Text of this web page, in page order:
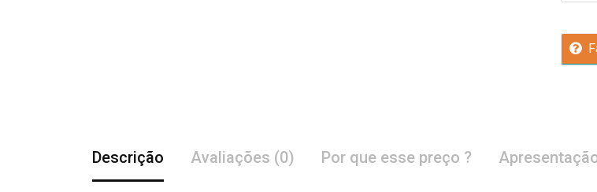
Descrição Avaliações (0) Por que esse preço ?